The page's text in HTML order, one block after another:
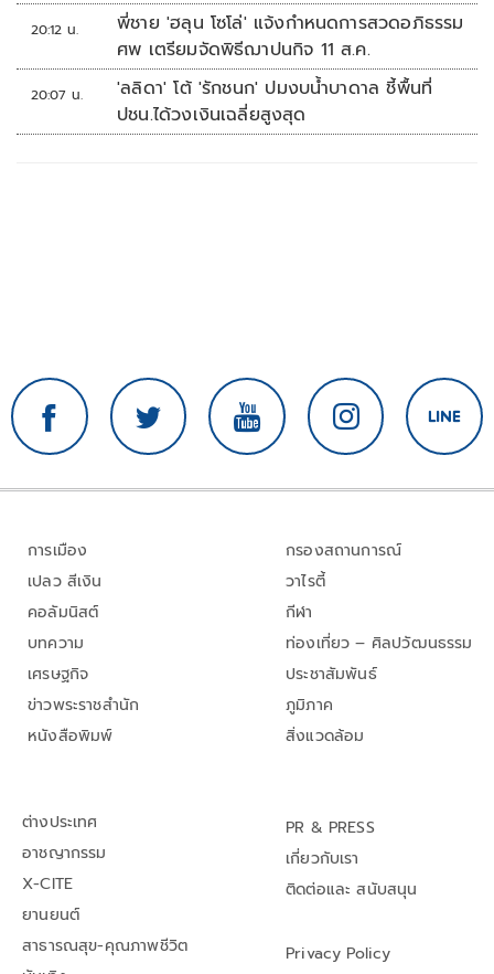
20:12 น.
พี่ชาย 'ฮลุน โซโล่' แจ้งกำหนดการสวดอภิธรรม
ศพ เตรียมจัดพิธีฌาปนกิจ 11 ส.ค.
20:07 น.
'ลลิดา' โต้ 'รักชนก' ปมงบน้ำบาดาล ชี้พื้นที่
ปชน.ได้วงเงินเฉลี่ยสูงสุด
การเมือง
เปลว สีเงิน
คอลัมนิสต์
บทความ
เศรษฐกิจ
ข่าวพระราชสำนัก
หนังสือพิมพ์
กรองสถานการณ์
วาไรตี้
กีฬา
ท่องเที่ยว – ศิลปวัฒนธรรม
ประชาสัมพันธ์
ภูมิภาค
สิ่งแวดล้อม
ต่างประเทศ
อาชญากรรม
X-CITE
ยานยนต์
สาธารณสุข-คุณภาพชีวิต
PR & PRESS
เกี่ยวกับเรา
ติดต่อและ สนับสนุน
Privacy Policy